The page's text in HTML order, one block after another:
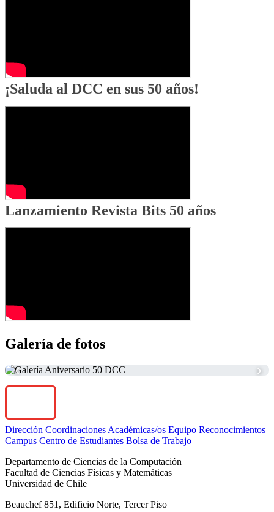
¡Saluda al DCC en sus 50 años!
Lanzamiento Revista Bits 50 años
Galería de fotos
‹ ›
Dirección Coordinaciones Académicas/os Equipo Reconocimientos
Campus Centro de Estudiantes Bolsa de Trabajo
Departamento de Ciencias de la Computación
Facultad de Ciencias Físicas y Matemáticas
Universidad de Chile
Beauchef 851, Edificio Norte, Tercer Piso